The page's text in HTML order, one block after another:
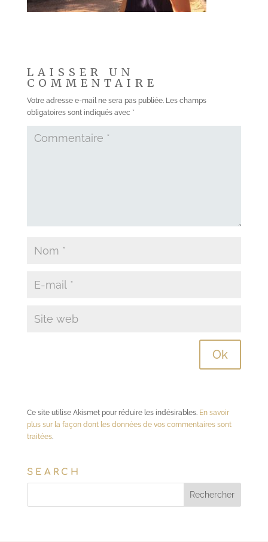
LAISSER UN
COMMENTAIRE
Votre adresse e-mail ne sera pas publiée. Les champs
obligatoires sont indiqués avec *
Ce site utilise Akismet pour réduire les indésirables. En savoir
plus sur la façon dont les données de vos commentaires sont
traitées.
SEARCH